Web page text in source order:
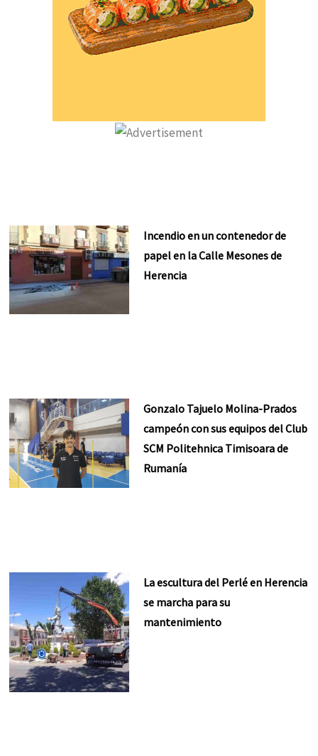
Incendio en un contenedor de
papel en la Calle Mesones de
Herencia
Gonzalo Tajuelo Molina-Prados
campeón con sus equipos del Club
SCM Politehnica Timisoara de
Rumanía
La escultura del Perlé en Herencia
se marcha para su
mantenimiento